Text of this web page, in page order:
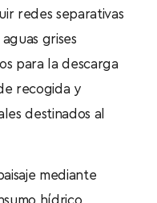
redes separativas
grises
para la descarga
recogida y
destinados al
mediante